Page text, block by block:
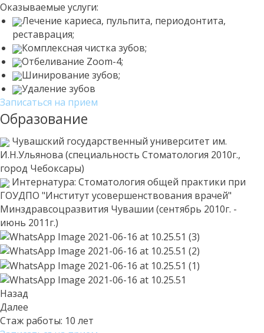
Оказываемые услуги:
Лечение кариеса, пульпита, периодонтита,
реставрация;
Комплексная чистка зубов;
Отбеливание Zoom-4;
Шинирование зубов;
Удаление зубов
Записаться на прием
Образование
Чувашский государственный университет им.
И.Н.Ульянова (специальность Стоматология 2010г.,
город Чебоксары)
Интернатура: Стоматология общей практики при
ГОУДПО "Институт усовершенствования врачей"
Минздравсоцразвития Чувашии (сентябрь 2010г. -
июнь 2011г.)
Назад
Далее
Стаж работы: 10 лет